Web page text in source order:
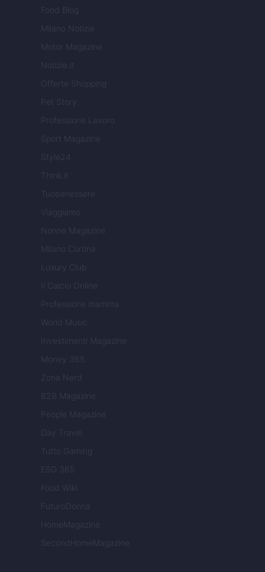
Food Blog
Milano Notizie
Motor Magazine
Notizie.it
Offerte Shopping
Pet Story
Professione Lavoro
Sport Magazine
Style24
Think.it
Tuobenessere
Viaggiamo
Nonne Magazine
Milano Cortina
Luxury Club
Il Calcio Online
Professione mamma
World Music
Investimenti Magazine
Money 365
Zona Nerd
B2B Magazine
People Magazine
Day Travel
Tutto Gaming
ESG 365
Food Wiki
FuturoDonna
HomeMagazine
SecondHomeMagazine